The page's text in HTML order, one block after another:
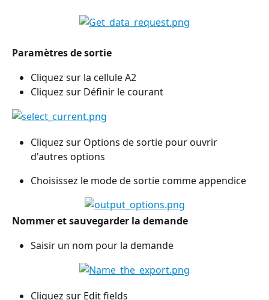
Paramètres de sortie
Cliquez sur la cellule A2
Cliquez sur Définir le courant
Cliquez sur Options de sortie pour ouvrir
d'autres options
Choisissez le mode de sortie comme appendice
Nommer et sauvegarder la demande
Saisir un nom pour la demande
Cliquez sur Edit fields